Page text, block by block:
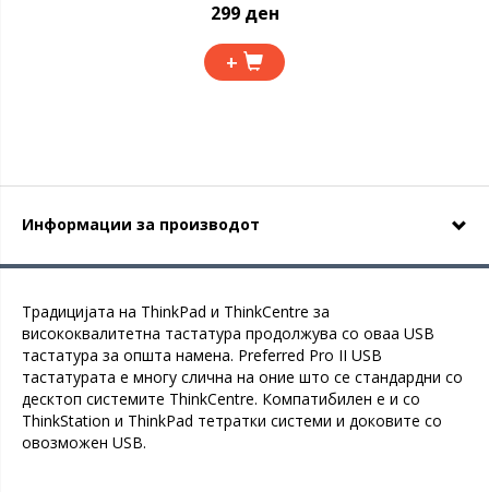
299 ден
+
Информации за производот
Традицијата на ThinkPad и ThinkCentre за
висококвалитетна тастатура продолжува со оваа USB
тастатура за општа намена. Preferred Pro II USB
тастатурата е многу слична на оние што се стандардни со
десктоп системите ThinkCentre. Компатибилен е и со
ThinkStation и ThinkPad тетратки системи и доковите со
овозможен USB.